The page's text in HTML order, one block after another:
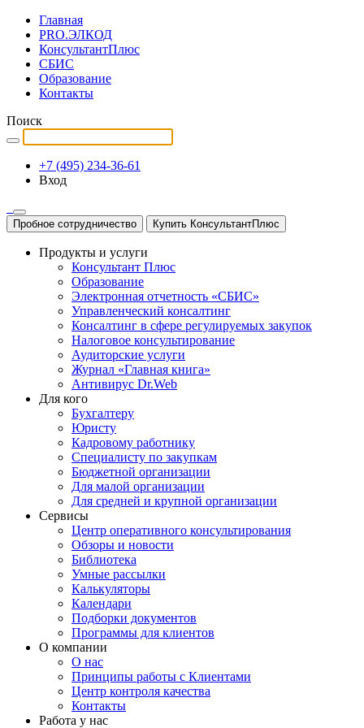
Главная
PRO.ЭЛКОД
КонсультантПлюс
СБИС
Образование
Контакты
Поиск
+7 (495) 234-36-61
Вход
Пробное сотрудничество Купить КонсультантПлюс
Продукты и услуги
Консультант Плюс
Образование
Электронная отчетность «СБИС»
Управленческий консалтинг
Консалтинг в сфере регулируемых закупок
Налоговое консультирование
Аудиторские услуги
Журнал «Главная книга»
Антивирус Dr.Web
Для кого
Бухгалтеру
Юристу
Кадровому работнику
Специалисту по закупкам
Бюджетной организации
Для малой организации
Для средней и крупной организации
Сервисы
Центр оперативного консультирования
Обзоры и новости
Библиотека
Умные рассылки
Калькуляторы
Календари
Подборки документов
Программы для клиентов
О компании
О нас
Принципы работы с Клиентами
Центр контроля качества
Контакты
Работа у нас